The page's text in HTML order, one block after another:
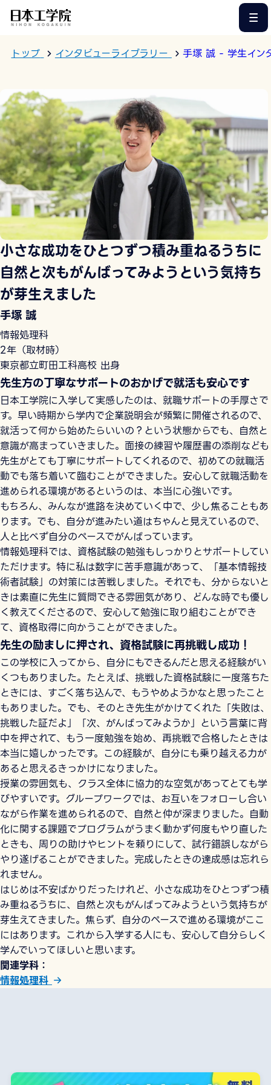
トップ インタビューライブラリー 手塚 誠 - 学生イン
小さな成功をひとつずつ積み重ねるうちに
自然と次もがんばってみようという気持ち
が芽生えました
手塚 誠
情報処理科
2年（取材時）
東京都立町田工科高校 出身
先生方の丁寧なサポートのおかげで就活も安心です
日本工学院に入学して実感したのは、就職サポートの手厚さで
す。早い時期から学内で企業説明会が頻繁に開催されるので、
就活って何から始めたらいいの？という状態からでも、自然と
意識が高まっていきました。面接の練習や履歴書の添削なども
先生がとても丁寧にサポートしてくれるので、初めての就職活
動でも落ち着いて臨むことができました。安心して就職活動を
進められる環境があるというのは、本当に心強いです。
もちろん、みんなが進路を決めていく中で、少し焦ることもあ
ります。でも、自分が進みたい道はちゃんと見えているので、
人と比べず自分のペースでがんばっています。
情報処理科では、資格試験の勉強もしっかりとサポートしてい
ただけます。特に私は数字に苦手意識があって、「基本情報技
術者試験」の対策には苦戦しました。それでも、分からないと
きは素直に先生に質問できる雰囲気があり、どんな時でも優し
く教えてくださるので、安心して勉強に取り組むことができ
て、資格取得に向かうことができました。
先生の励ましに押され、資格試験に再挑戦し成功！
この学校に入ってから、自分にもできるんだと思える経験がい
くつもありました。たとえば、挑戦した資格試験に一度落ちた
ときには、すごく落ち込んで、もうやめようかなと思ったこと
もありました。でも、そのとき先生がかけてくれた「失敗は、
挑戦した証だよ」「次、がんばってみようか」という言葉に背
中を押されて、もう一度勉強を始め、再挑戦で合格したときは
本当に嬉しかったです。この経験が、自分にも乗り越える力が
あると思えるきっかけになりました。
授業の雰囲気も、クラス全体に協力的な空気があってとても学
びやすいです。グループワークでは、お互いをフォローし合い
ながら作業を進められるので、自然と仲が深まりました。自動
化に関する課題でプログラムがうまく動かず何度もやり直した
ときも、周りの助けやヒントを頼りにして、試行錯誤しながら
やり遂げることができました。完成したときの達成感は忘れら
れません。
はじめは不安ばかりだったけれど、小さな成功をひとつずつ積
み重ねるうちに、自然と次もがんばってみようという気持ちが
芽生えてきました。焦らず、自分のペースで進める環境がここ
にはあります。これから入学する人にも、安心して自分らしく
学んでいってほしいと思います。
関連学科
情報処理科